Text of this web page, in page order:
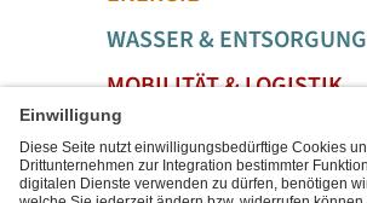
WASSER & ENTSORGUNG
MOBILITÄT & LOGISTIK
SERVICE & FREIZEIT